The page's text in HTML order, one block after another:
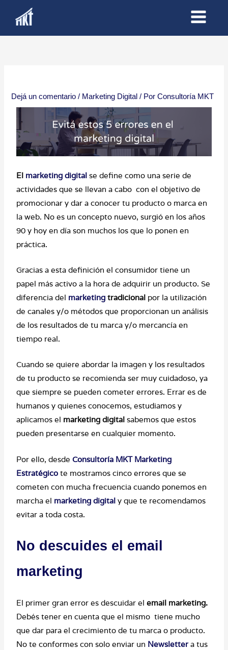
Dejá un comentario / Marketing Digital / PorConsultoría MKT
El marketing digital se define como una serie de
actividades que se llevan a cabo con el objetivo de
promocionar y dar a conocer tu producto o marca en
la web. No es un concepto nuevo, surgió en los años
90 y hoy en día son muchos los que lo ponen en
práctica.
Gracias a esta definición el consumidor tiene un
papel más activo a la hora de adquirir un producto. Se
diferencia del marketing tradicional por la utilización
de canales y/o métodos que proporcionan un análisis
de los resultados de tu marca y/o mercancía en
tiempo real.
Cuando se quiere abordar la imagen y los resultados
de tu producto se recomienda ser muy cuidadoso, ya
que siempre se pueden cometer errores. Errar es de
humanos y quienes conocemos, estudiamos y
aplicamos el marketing digital sabemos que estos
pueden presentarse en cualquier momento.
Por ello, desdeConsultoría MKT Marketing
Estratégico te mostramos cinco errores que se
cometen con mucha frecuencia cuando ponemos en
marcha el marketing digital y que te recomendamos
evitar a toda costa.
No descuides el email
marketing
El primer gran error es descuidar elemail marketing.
Debés tener en cuenta que el mismo tiene mucho
que dar para el crecimiento de tu marca o producto.
No te conformes con solo enviar un Newsletter a tus